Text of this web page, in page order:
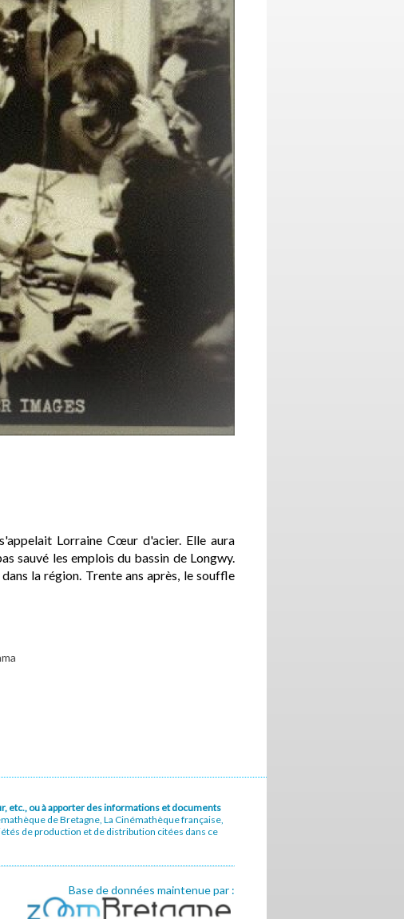
Lorraine Cœur d'acier. Elle aura
sauvé les emplois du bassin de Longwy.
la région. Trente ans après, le souffle
etc., ou à apporter des informations et documents
de Bretagne, La Cinémathèque française,
de production et de distribution citées dans ce
Base de données maintenue par :